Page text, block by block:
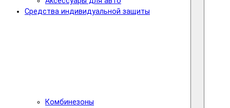
Средства индивидуальной защиты
Комбинезоны